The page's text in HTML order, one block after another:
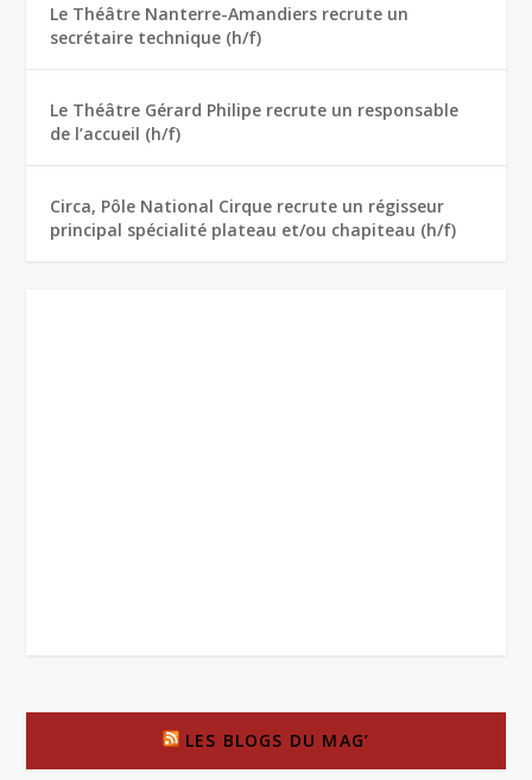
Le Théâtre Nanterre-Amandiers recrute un
secrétaire technique (h/f)
Le Théâtre Gérard Philipe recrute un responsable
de l’accueil (h/f)
Circa, Pôle National Cirque recrute un régisseur
principal spécialité plateau et/ou chapiteau (h/f)
LES BLOGS DU MAG’